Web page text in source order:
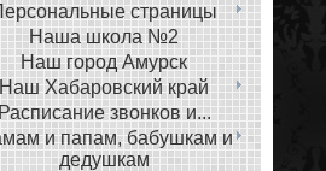
страницы
Наша школа №2
Наш город Амурск
Наш Хабаровский край
звонков и...
и папам, бабушкам и
дедушкам